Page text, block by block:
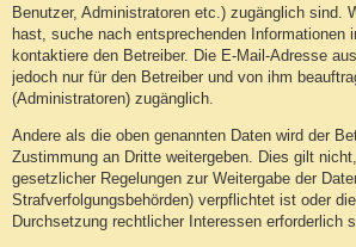
Benutzer, Administratoren etc.) zugänglich sind.
hast, suche nach entsprechenden Informationen
kontaktiere den Betreiber. Die E-Mail-Adresse
jedoch nur für den Betreiber und von ihm
(Administratoren) zugänglich.
Andere als die oben genannten Daten wird der
Zustimmung an Dritte weitergeben. Dies gilt
gesetzlicher Regelungen zur Weitergabe der
Strafverfolgungsbehörden) verpflichtet ist oder
Durchsetzung rechtlicher Interessen erforderlich